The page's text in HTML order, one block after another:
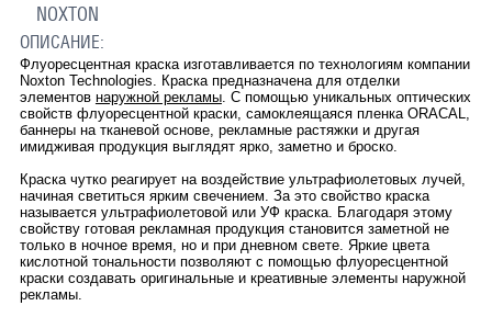
NOXTON
ОПИСАНИЕ:
Флуоресцентная краска изготавливается по технологиям компании
Noxton Technologies. Краска предназначена для отделки
элементов наружной рекламы. С помощью уникальных оптических
свойств флуоресцентной краски, самоклеящаяся пленка ORACAL,
баннеры на тканевой основе, рекламные растяжки и другая
имидживая продукция выглядят ярко, заметно и броско.
Краска чутко реагирует на воздействие ультрафиолетовых лучей,
начиная светиться ярким свечением. За это свойство краска
называется ультрафиолетовой или УФ краска. Благодаря этому
свойству готовая рекламная продукция становится заметной не
только в ночное время, но и при дневном свете. Яркие цвета
кислотной тональности позволяют с помощью флуоресцентной
краски создавать оригинальные и креативные элементы наружной
рекламы.